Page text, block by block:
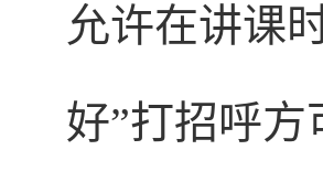
允许在讲课
好”打招呼